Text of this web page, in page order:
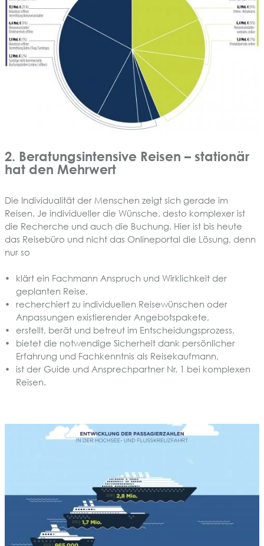
2. Beratungsintensive Reisen – stationär
hat den Mehrwert
Die Individualität der Menschen zeigt sich gerade im
Reisen. Je individueller die Wünsche, desto komplexer ist
die Recherche und auch die Buchung. Hier ist bis heute
das Reisebüro und nicht das Onlineportal die Lösung, denn
nur so
klärt ein Fachmann Anspruch und Wirklichkeit der
geplanten Reise,
recherchiert zu individuellen Reisewünschen oder
Anpassungen existierender Angebotspakete,
erstellt, berät und betreut im Entscheidungsprozess,
bietet die notwendige Sicherheit dank persönlicher
Erfahrung und Fachkenntnis als Reisekaufmann,
ist der Guide und Ansprechpartner Nr. 1 bei komplexen
Reisen.